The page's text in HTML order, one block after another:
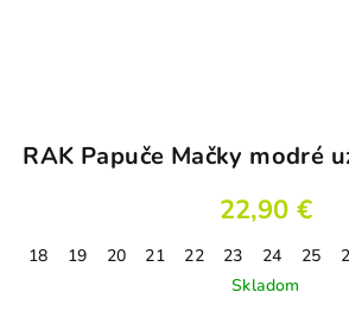
RAK Papuče Mačky modré
22,90 €
18 19 20 21 22 23 24 25
Skladom